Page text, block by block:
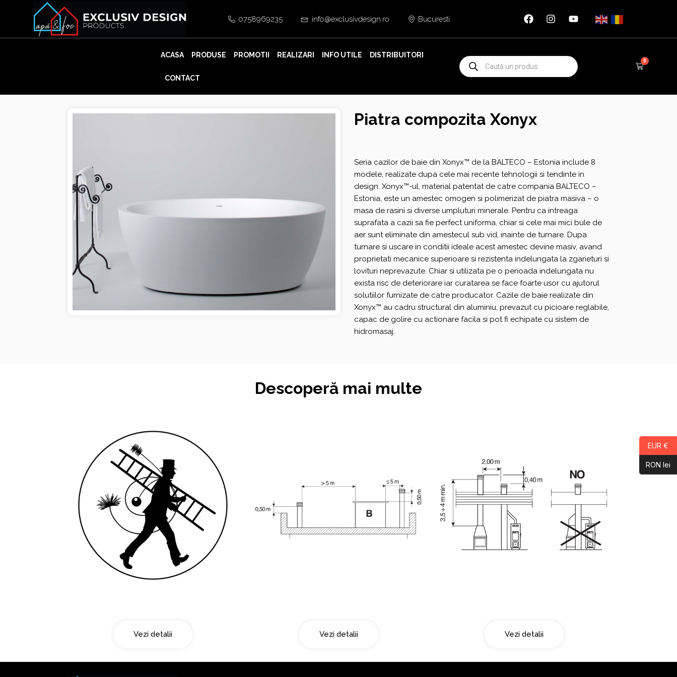
content
0758969235 info@exclusivdesign.ro Bucuresti
ACASA PRODUSE PROMOTII REALIZARI INFO UTILE DISTRIBUITORI
CONTACT
Products
search
0
Cart
Piatra compozita Xonyx
Seria cazilor de baie din Xonyx™ de la BALTECO – Estonia include 8
modele, realizate dupa cele mai recente tehnologii si tendinte in
design. Xonyx™-ul, material patentat de catre compania BALTECO –
Estonia, este un amestec omogen si polimerizat de piatra masiva – o
masa de rasini si diverse umpluturi minerale. Pentru ca intreaga
suprafata a cazii sa fie perfect uniforma, chiar si cele mai mici bule de
aer sunt eliminate din amestecul sub vid, inainte de turnare. Dupa
turnare si uscare in conditii ideale acest amestec devine masiv, avand
proprietati mecanice superioare si rezistenta indelungata la zgarieturi si
lovituri neprevazute. Chiar si utilizata pe o perioada indelungata nu
exista risc de deteriorare iar curatarea se face foarte usor cu ajutorul
solutiilor furnizate de catre producator. Cazile de baie realizate din
Xonyx™ au cadru structural din aluminiu, prevazut cu picioare reglabile,
capac de golire cu actionare facila si pot fi echipate cu sistem de
hidromasaj.
Descoperă mai multe
Vezi detalii Vezi detalii Vezi detalii
EUR €
RON lei